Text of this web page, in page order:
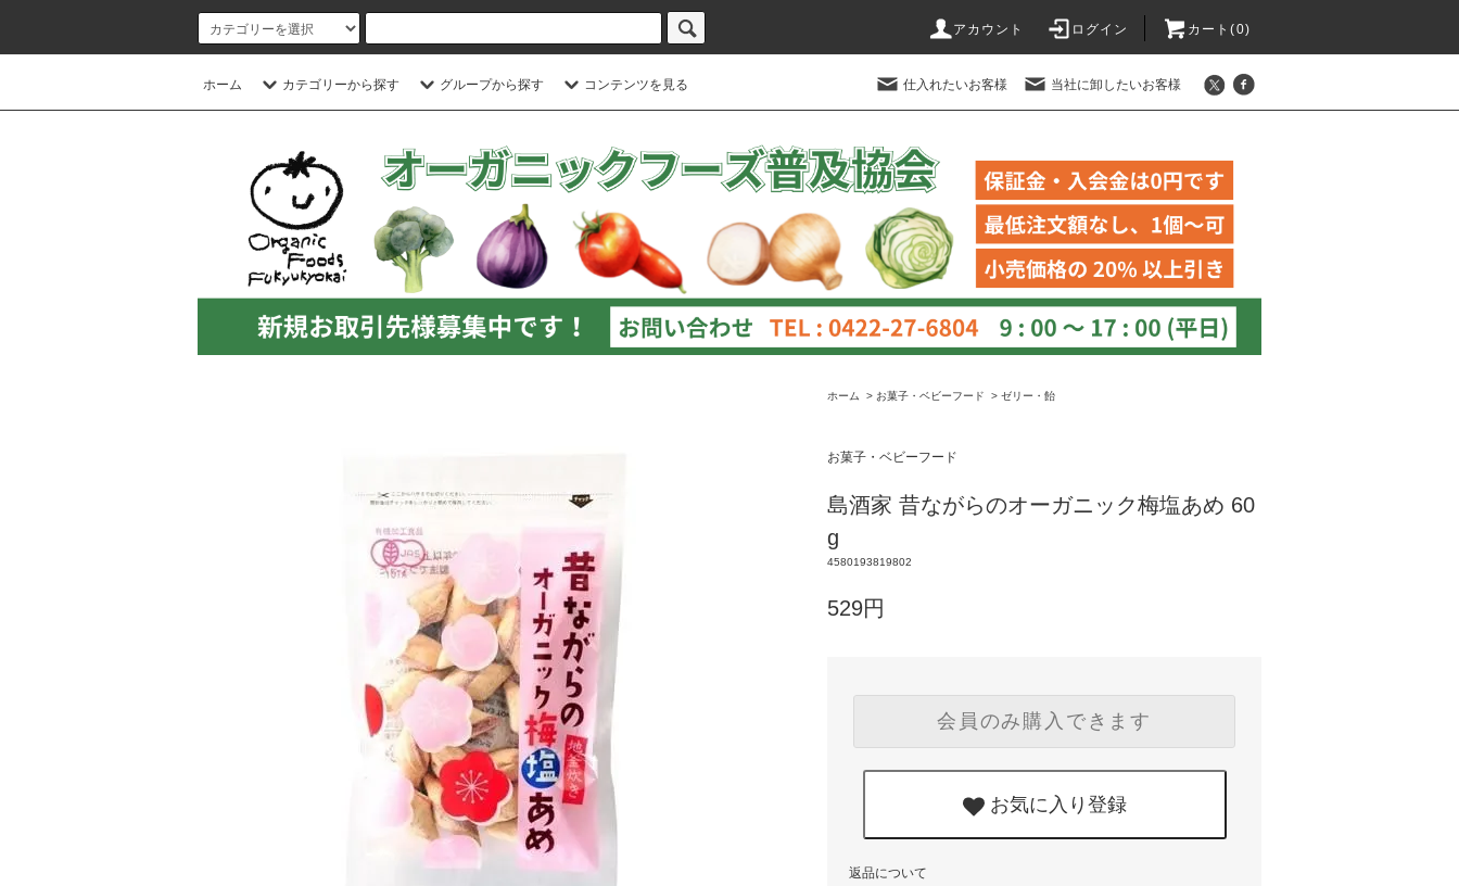
アカウント ログイン カート(0)
ホーム カテゴリーから探す グループから探す コンテンツを見る 仕入れたいお客様 当社に卸したいお客様
ホーム > お菓子・ベビーフード > ゼリー・飴
お菓子・ベビーフード
島酒家 昔ながらのオーガニック梅塩あめ 60
g
4580193819802
529円
会員のみ購入できます
お気に入り登録
返品について